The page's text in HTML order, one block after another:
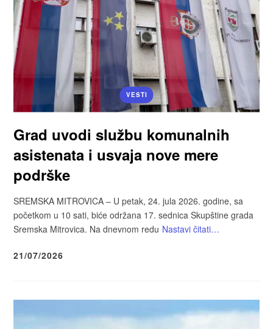
VESTI
Grad uvodi službu komunalnih
asistenata i usvaja nove mere
podrške
SREMSKA MITROVICA – U petak, 24. jula 2026. godine, sa
početkom u 10 sati, biće održana 17. sednica Skupštine grada
Sremska Mitrovica. Na dnevnom redu Nastavi čitati…
21/07/2026